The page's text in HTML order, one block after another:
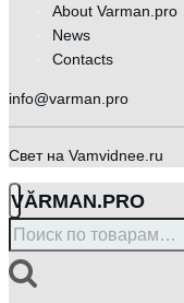
About Varman.pro
News
Contacts
info@varman.pro
Свет на Vamvidnee.ru
VӐRMAN.PRO
Искать: